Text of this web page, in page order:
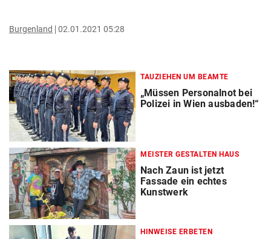
Burgenland 02.01.2021 05:28
TAUZIEHEN UM BEAMTE
„Müssen Personalnot bei
Polizei in Wien ausbaden!“
MEISTER GESTALTEN HAUS
Nach Zaun ist jetzt
Fassade ein echtes
Kunstwerk
HINWEISE ERBETEN